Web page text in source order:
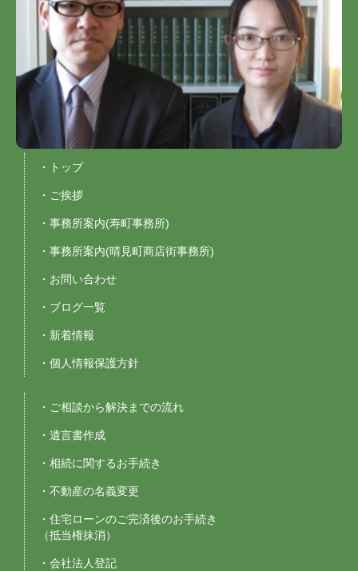
・トップ
・ご挨拶
・事務所案内(寿町事務所)
・事務所案内(晴見町商店街事務所)
・お問い合わせ
・ブログ一覧
・新着情報
・個人情報保護方針
・ご相談から解決までの流れ
・遺言書作成
・相続に関するお手続き
・不動産の名義変更
・住宅ローンのご完済後のお手続き
（抵当権抹消）
・会社法人登記